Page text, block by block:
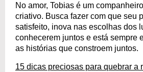
No amor, Tobias é um
criativo. Busca fazer com que seu
satisfeito, inova nas escolhas dos
conhecerem juntos e está sempre
as histórias que constroem juntos.
15 dicas preciosas para quebrar a